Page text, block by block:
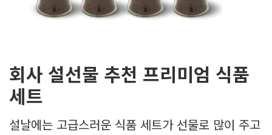
회사 설선물 추천 프리미엄 식품
세트
설날에는 고급스러운 식품 세트가 선물로 많이 주고